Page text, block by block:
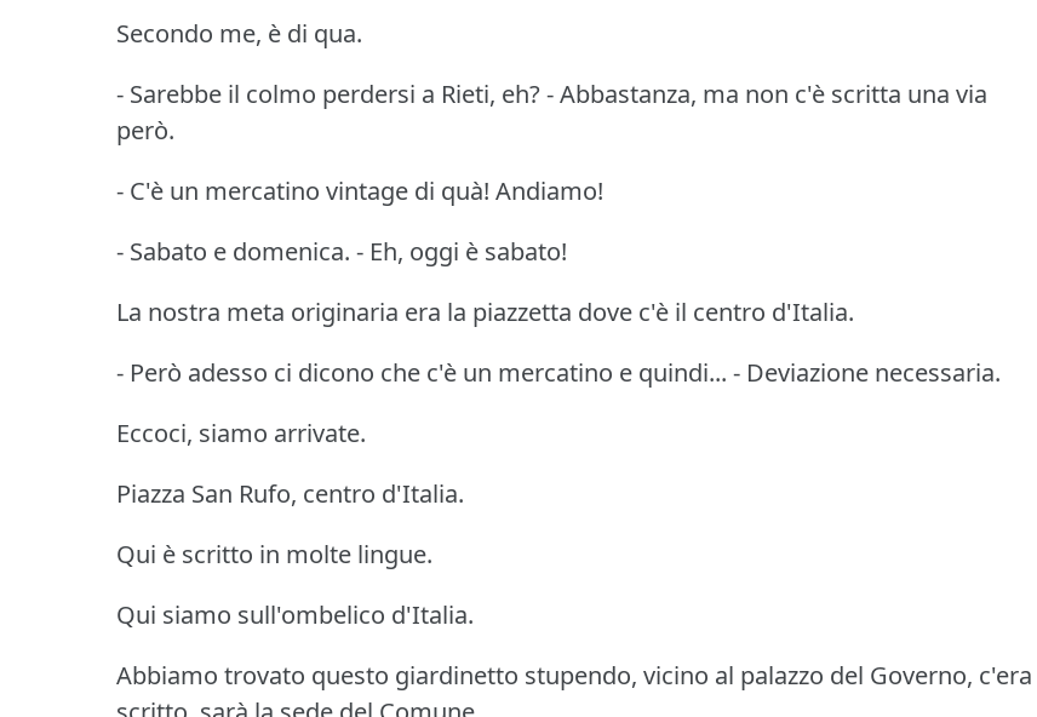
Secondo me, è di qua.
- Sarebbe il colmo perdersi a Rieti, eh? - Abbastanza, ma non c'è scritta una via
però.
- C'è un mercatino vintage di quà! Andiamo!
- Sabato e domenica. - Eh, oggi è sabato!
La nostra meta originaria era la piazzetta dove c'è il centro d'Italia.
- Però adesso ci dicono che c'è un mercatino e quindi... - Deviazione necessaria.
Eccoci, siamo arrivate.
Piazza San Rufo, centro d'Italia.
Qui è scritto in molte lingue.
Qui siamo sull'ombelico d'Italia.
Abbiamo trovato questo giardinetto stupendo, vicino al palazzo del Governo, c'era